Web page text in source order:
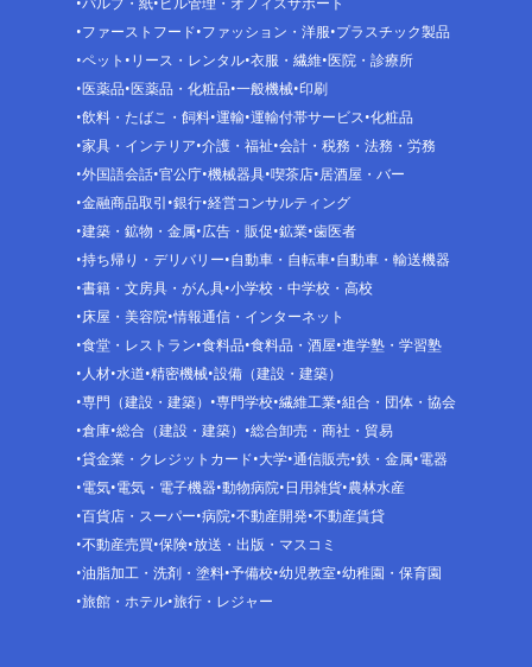
ファーストフード ファッション・洋服 プラスチック製品
ペット リース・レンタル 衣服・繊維 医院・診療所
医薬品 医薬品・化粧品 一般機械 印刷
飲料・たばこ・飼料 運輸 運輸付帯サービス 化粧品
家具・インテリア 介護・福祉 会計・税務・法務・労務
外国語会話 官公庁 機械器具 喫茶店 居酒屋・バー
金融商品取引 銀行 経営コンサルティング
建築・鉱物・金属 広告・販促 鉱業 歯医者
持ち帰り・デリバリー 自動車・自転車 自動車・輸送機器
書籍・文房具・がん具 小学校・中学校・高校
床屋・美容院 情報通信・インターネット
食堂・レストラン 食料品 食料品・酒屋 進学塾・学習塾
人材 水道 精密機械 設備（建設・建築）
専門（建設・建築）
専門学校 繊維工業 組合・団体・協会
倉庫 総合（建設・建築）
総合卸売・商社・貿易
貸金業・クレジットカード 大学 通信販売 鉄・金属 電器
電気 電気・電子機器 動物病院 日用雑貨 農林水産
百貨店・スーパー 病院 不動産開発 不動産賃貸
不動産売買 保険 放送・出版・マスコミ
油脂加工・洗剤・塗料 予備校 幼児教室 幼稚園・保育園
旅館・ホテル 旅行・レジャー